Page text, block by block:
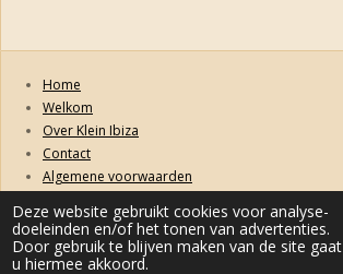
Deze website gebruikt cookies voor analyse-
doeleinden en/of het tonen van advertenties.
Door gebruik te blijven maken van de site gaat
u hiermee akkoord.
Home
Welkom
Over Klein Ibiza
Contact
Algemene voorwaarden
Privacybeleid
Levertijd & Verzendkosten